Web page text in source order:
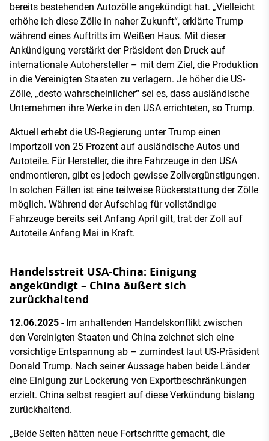
bereits bestehenden Autozölle angekündigt hat. „Vielleicht
erhöhe ich diese Zölle in naher Zukunft“, erklärte Trump
während eines Auftritts im Weißen Haus. Mit dieser
Ankündigung verstärkt der Präsident den Druck auf
internationale Autohersteller – mit dem Ziel, die Produktion
in die Vereinigten Staaten zu verlagern. Je höher die US-
Zölle, „desto wahrscheinlicher“ sei es, dass ausländische
Unternehmen ihre Werke in den USA errichteten, so Trump.
Aktuell erhebt die US-Regierung unter Trump einen
Importzoll von 25 Prozent auf ausländische Autos und
Autoteile. Für Hersteller, die ihre Fahrzeuge in den USA
endmontieren, gibt es jedoch gewisse Zollvergünstigungen.
In solchen Fällen ist eine teilweise Rückerstattung der Zölle
möglich. Während der Aufschlag für vollständige
Fahrzeuge bereits seit Anfang April gilt, trat der Zoll auf
Autoteile Anfang Mai in Kraft.
Handelsstreit USA-China: Einigung
angekündigt – China äußert sich
zurückhaltend
12.06.2025 - Im anhaltenden Handelskonflikt zwischen
den Vereinigten Staaten und China zeichnet sich eine
vorsichtige Entspannung ab – zumindest laut US-Präsident
Donald Trump. Nach seiner Aussage haben beide Länder
eine Einigung zur Lockerung von Exportbeschränkungen
erzielt. China selbst reagiert auf diese Verkündung bislang
zurückhaltend.
„Beide Seiten hätten neue Fortschritte gemacht, die